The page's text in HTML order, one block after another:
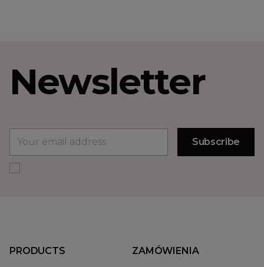
Newsletter
PRODUCTS ZAMÓWIENIA